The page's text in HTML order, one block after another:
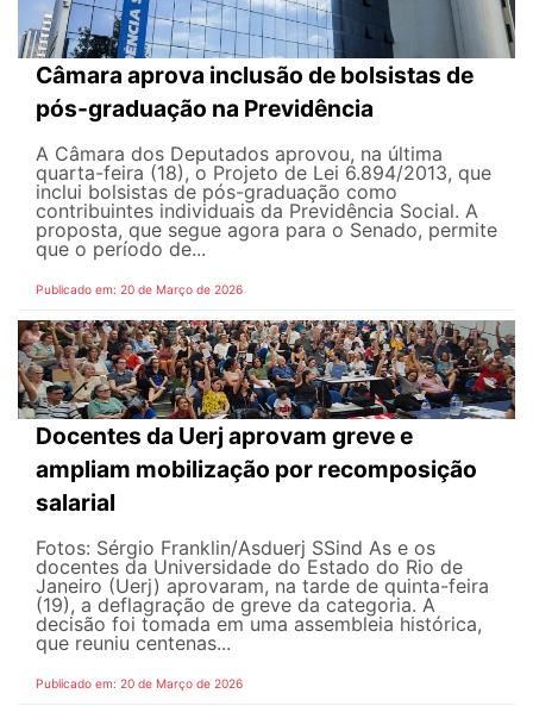
Câmara aprova inclusão de bolsistas de
pós-graduação na Previdência
A Câmara dos Deputados aprovou, na última
quarta-feira (18), o Projeto de Lei 6.894/2013, que
inclui bolsistas de pós-graduação como
contribuintes individuais da Previdência Social. A
proposta, que segue agora para o Senado, permite
que o período de...
Publicado em: 20 de Março de 2026
Docentes da Uerj aprovam greve e
ampliam mobilização por recomposição
salarial
Fotos: Sérgio Franklin/Asduerj SSind As e os
docentes da Universidade do Estado do Rio de
Janeiro (Uerj) aprovaram, na tarde de quinta-feira
(19), a deflagração de greve da categoria. A
decisão foi tomada em uma assembleia histórica,
que reuniu centenas...
Publicado em: 20 de Março de 2026